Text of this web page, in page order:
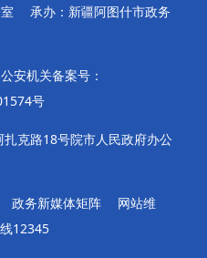
承办：新疆阿图什市政务
公安机关备案号：
号
克路18号院市人民政府办公
政务新媒体矩阵
网站维
12345